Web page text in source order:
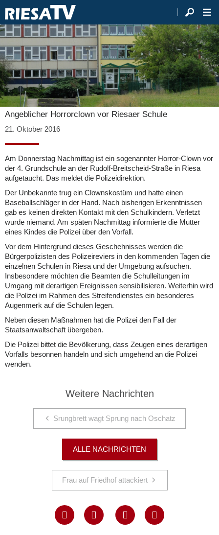
Angeblicher Horrorclown vor Riesaer Schule
21. Oktober 2016
Am Donnerstag Nachmittag ist ein sogenannter Horror-Clown vor
der 4. Grundschule an der Rudolf-Breitscheid-Straße in Riesa
aufgetaucht. Das meldet die Polizeidirektion.
Der Unbekannte trug ein Clownskostüm und hatte einen
Baseballschläger in der Hand. Nach bisherigen Erkenntnissen
gab es keinen direkten Kontakt mit den Schulkindern. Verletzt
wurde niemand. Am späten Nachmittag informierte die Mutter
eines Kindes die Polizei über den Vorfall.
Vor dem Hintergrund dieses Geschehnisses werden die
Bürgerpolizisten des Polizeireviers in den kommenden Tagen die
einzelnen Schulen in Riesa und der Umgebung aufsuchen.
Insbesondere möchten die Beamten die Schulleitungen im
Umgang mit derartigen Ereignissen sensibilisieren. Weiterhin wird
die Polizei im Rahmen des Streifendienstes ein besonderes
Augenmerk auf die Schulen legen.
Neben diesen Maßnahmen hat die Polizei den Fall der
Staatsanwaltschaft übergeben.
Die Polizei bittet die Bevölkerung, dass Zeugen eines derartigen
Vorfalls besonnen handeln und sich umgehend an die Polizei
wenden.
Weitere Nachrichten
Srungbrett wagt Sprung nach Oschatz
ALLE NACHRICHTEN
Frau auf Friedhof attackiert